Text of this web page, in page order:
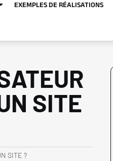
EXEMPLES DE RÉALISATIONS
SITE
SITE ?